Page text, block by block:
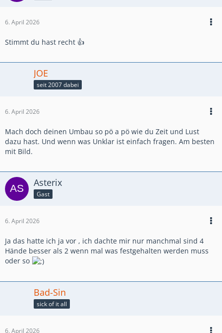
6. April 2026
Stimmt du hast recht 👍
JOE
seit 2007 dabei
6. April 2026
Mach doch deinen Umbau so pö a pö wie du Zeit und Lust
dazu hast. Und wenn was Unklar ist einfach fragen. Am besten
mit Bild.
Asterix
Gast
6. April 2026
Ja das hatte ich ja vor , ich dachte mir nur manchmal sind 4
Hände besser als 2 wenn mal was festgehalten werden muss
oder so
Bad-Sin
sick of it all
6. April 2026